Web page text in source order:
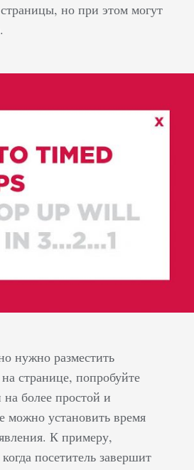
но при этом могут
нужно разместить
странице, попробуйте
более простой и
можно установить время
К примеру,
посетитель завершит